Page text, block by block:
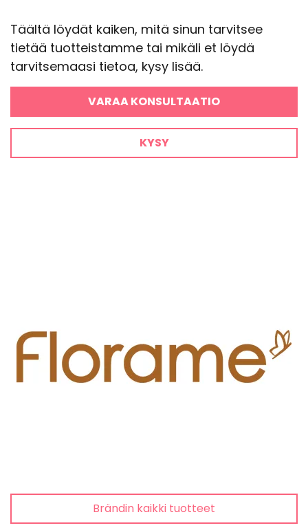
Täältä löydät kaiken, mitä sinun tarvitsee
tietää tuotteistamme tai mikäli et löydä
tarvitsemaasi tietoa, kysy lisää.
VARAA KONSULTAATIO
KYSY
Brändin kaikki tuotteet